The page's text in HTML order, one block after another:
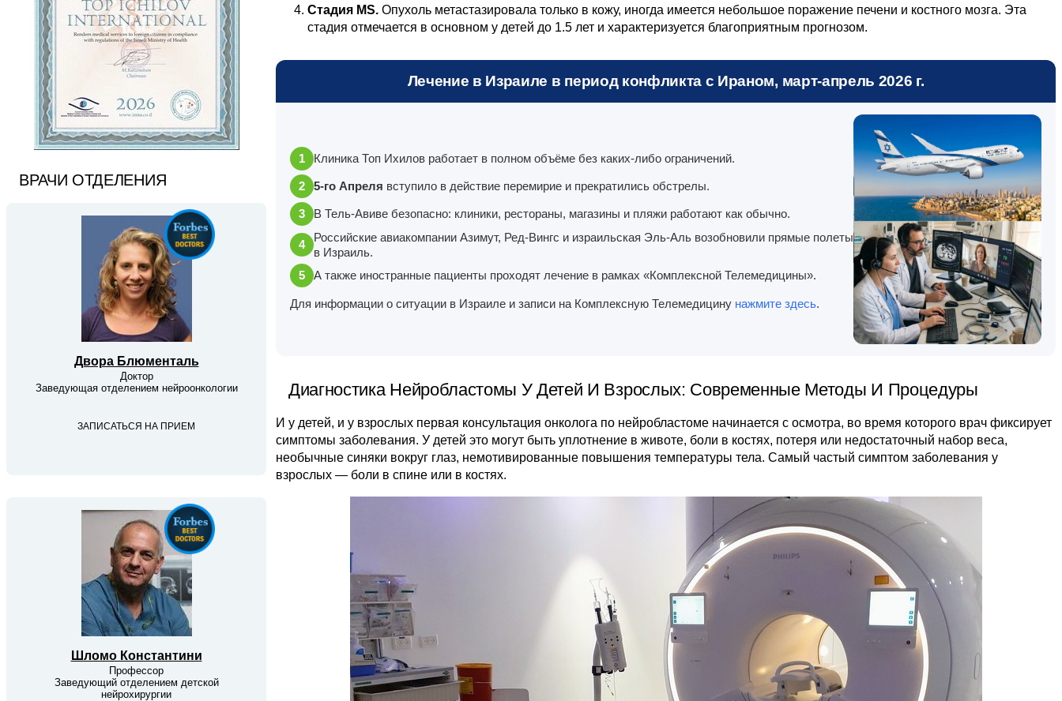
ВРАЧИ ОТДЕЛЕНИЯ
Двора Блюменталь
Доктор
Заведующая отделением нейроонкологии
ЗАПИСАТЬСЯ НА ПРИЕМ
Шломо Константини
Профессор
Заведующий отделением детской
нейрохирургии
Стадия МS. Опухоль метастазировала только в кожу, иногда имеется небольшое поражение печени и костного мозга. Эта
стадия отмечается в основном у детей до 1.5 лет и характеризуется благоприятным прогнозом.
Лечение в Израиле в период конфликта с Ираном, март-апрель 2026 г.
Клиника Топ Ихилов работает в полном объёме без каких-либо ограничений.
5-го Апреля вступило в действие перемирие и прекратились обстрелы.
В Тель-Авиве безопасно: клиники, рестораны, магазины и пляжи работают как обычно.
Российские авиакомпании Азимут, Ред-Вингс и израильская Эль-Аль возобновили прямые полеты
в Израиль.
А также иностранные пациенты проходят лечение в рамках «Комплексной Телемедицины».
Для информации о ситуации в Израиле и записи на Комплексную Телемедицину нажмите здесь.
Диагностика Нейробластомы У Детей И Взрослых: Современные Методы И Процедуры
И у детей, и у взрослых первая консультация онколога по нейробластоме начинается с осмотра, во время которого врач фиксирует
симптомы заболевания. У детей это могут быть уплотнение в животе, боли в костях, потеря или недостаточный набор веса,
необычные синяки вокруг глаз, немотивированные повышения температуры тела. Самый частый симптом заболевания у
взрослых — боли в спине или в костях.